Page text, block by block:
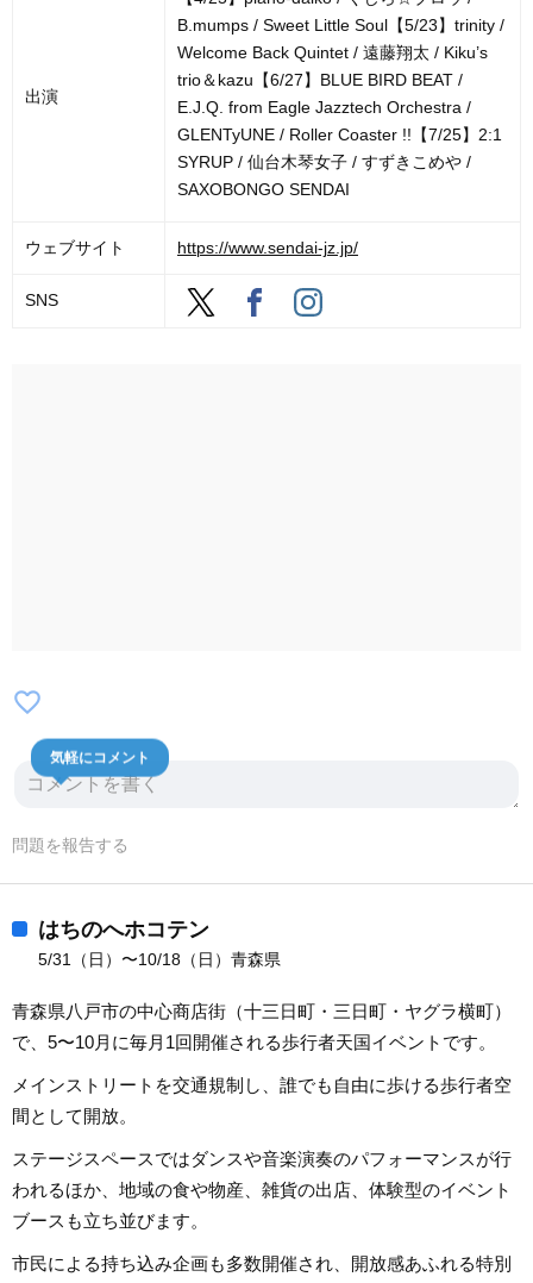
出演
B.mumps / Sweet Little Soul【5/23】trinity /
Welcome Back Quintet / 遠藤翔太 / Kiku’s
trio＆kazu【6/27】BLUE BIRD BEAT /
E.J.Q. from Eagle Jazztech Orchestra /
GLENTyUNE / Roller Coaster !!【7/25】2:1
SYRUP / 仙台木琴女子 / すずきこめや /
SAXOBONGO SENDAI
ウェブサイト https://www.sendai-jz.jp/
SNS
favorite_border
気軽にコメント
問題を報告する
はちのへホコテン
5/31（日）〜10/18（日）青森県
青森県八戸市の中心商店街（十三日町・三日町・ヤグラ横町）
で、5〜10月に毎月1回開催される歩行者天国イベントです。
メインストリートを交通規制し、誰でも自由に歩ける歩行者空
間として開放。
ステージスペースではダンスや音楽演奏のパフォーマンスが行
われるほか、地域の食や物産、雑貨の出店、体験型のイベント
ブースも立ち並びます。
市民による持ち込み企画も多数開催され、開放感あふれる特別